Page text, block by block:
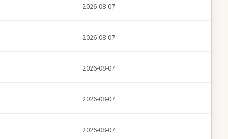
2026-08-07
2026-08-07
2026-08-07
2026-08-07
2026-08-07